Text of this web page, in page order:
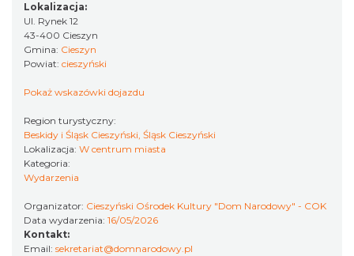
Cieszyn
0.11 km
Cieszyn
Lokalizacja:
Ul. Rynek 12
43-400 Cieszyn
Gmina: Cieszyn
Powiat: cieszyński
Pokaż wskazówki dojazdu
Region turystyczny:
Beskidy i Śląsk Cieszyński, Śląsk Cieszyński
Lokalizacja: W centrum miasta
Kategoria:
Wydarzenia
Organizator: Cieszyński Ośrodek Kultury "Dom Narodowy" - COK
Data wydarzenia: 16/05/2026
Kontakt:
Email: sekretariat@domnarodowy.pl